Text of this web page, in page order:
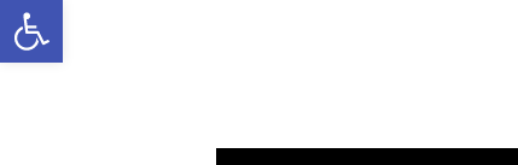
Abrir barra de herramientas